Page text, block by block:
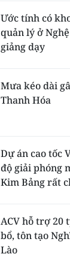
Ước tính có
quản lý ở
giảng dạy
Mưa kéo dài
Thanh Hóa
Dự án cao tốc
độ giải phóng
Kim Bảng rất
ACV hỗ trợ 20
bổ, tôn tạo
Lào